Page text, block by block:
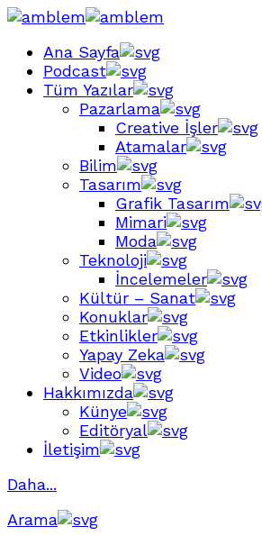
Ana Sayfa
Podcast
Tüm Yazılar
Pazarlama
Creative İşler
Atamalar
Bilim
Tasarım
Grafik Tasarım
Mimari
Moda
Teknoloji
İncelemeler
Kültür – Sanat
Konuklar
Etkinlikler
Yapay Zeka
Video
Hakkımızda
Künye
Editöryal
İletişim
Daha...
Arama